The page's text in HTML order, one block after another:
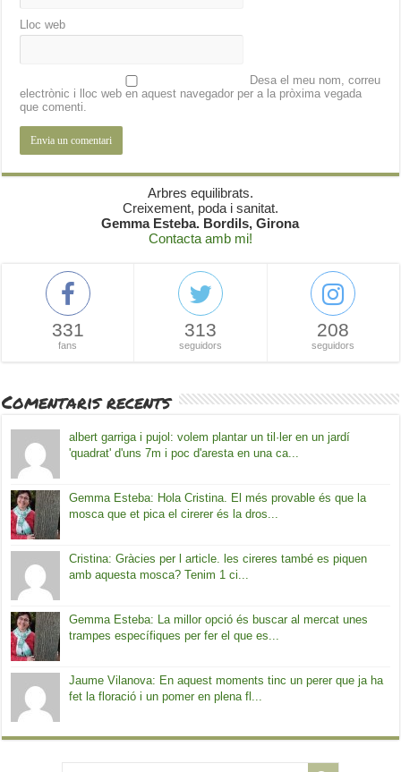
Lloc web
Desa el meu nom, correu
electrònic i lloc web en aquest navegador per a la pròxima vegada
que comenti.
Arbres equilibrats.
Creixement, poda i sanitat.
Gemma Esteba. Bordils, Girona
Contacta amb mi!
331
fans
313
seguidors
208
seguidors
Comentaris recents
albert garriga i pujol: volem plantar un til·ler en un jardí
'quadrat' d'uns 7m i poc d'aresta en una ca...
Gemma Esteba: Hola Cristina. El més provable és que la
mosca que et pica el cirerer és la dros...
Cristina: Gràcies per l article. les cireres també es piquen
amb aquesta mosca? Tenim 1 ci...
Gemma Esteba: La millor opció és buscar al mercat unes
trampes específiques per fer el que es...
Jaume Vilanova: En aquest moments tinc un perer que ja ha
fet la floració i un pomer en plena fl...